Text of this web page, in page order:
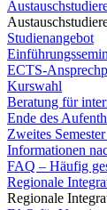
Studienangebot
ECTS-
Kurswahl
Beratung für
Ende des
Zweites
Informationen
FAQ – Häufig
Regionale
Regionale